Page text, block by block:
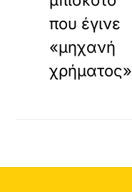
που έγινε
«μηχανή
χρήματος»